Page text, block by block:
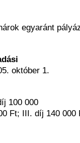
egyaránt
október 1.
100 000
Ft; III. díj 140 000